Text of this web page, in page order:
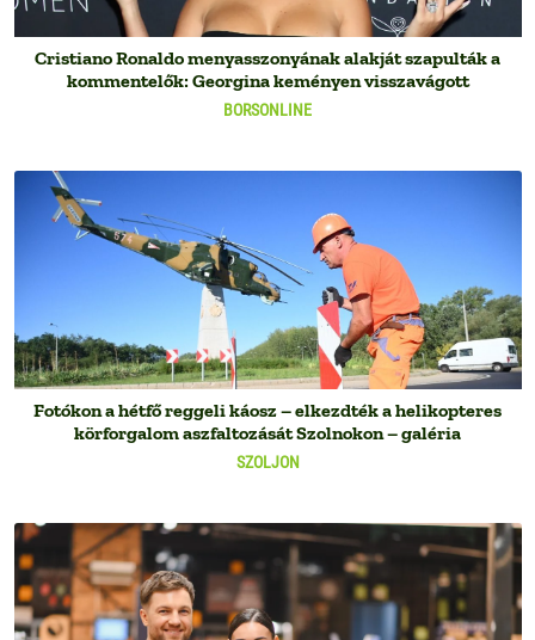
BORSONLINE
Cristiano Ronaldo menyasszonyának alakját szapulták a
kommentelők: Georgina keményen visszavágott
SZOLJON
Fotókon a hétfő reggeli káosz – elkezdték a helikopteres
körforgalom aszfaltozását Szolnokon – galéria